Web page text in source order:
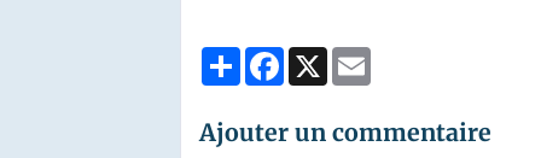
PartagerFacebook
X
Ajouter un commentaire